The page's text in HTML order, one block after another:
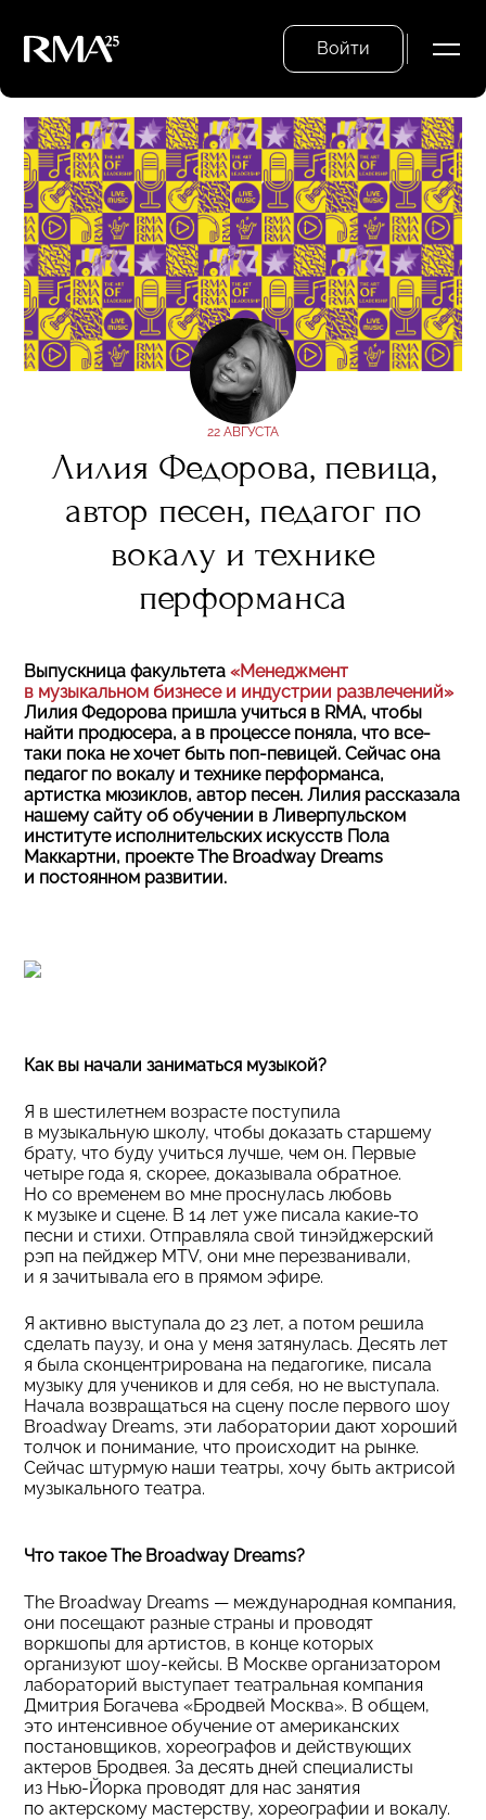
Войти
22 АВГУСТА
Лилия Федорова, певица,
автор песен, педагог по
вокалу и технике
перформанса
Выпускница факультета «Менеджмент
в музыкальном бизнесе и индустрии развлечений»
Лилия Федорова пришла учиться в RMA, чтобы
найти продюсера, а в процессе поняла, что все-
таки пока не хочет быть поп-певицей. Сейчас она
педагог по вокалу и технике перформанса,
артистка мюзиклов, автор песен. Лилия рассказала
нашему сайту об обучении в Ливерпульском
институте исполнительских искусств Пола
Маккартни, проекте The Broadway Dreams
и постоянном развитии.
Как вы начали заниматься музыкой?
Я в шестилетнем возрасте поступила
в музыкальную школу, чтобы доказать старшему
брату, что буду учиться лучше, чем он. Первые
четыре года я, скорее, доказывала обратное.
Но со временем во мне проснулась любовь
к музыке и сцене. В 14 лет уже писала какие-то
песни и стихи. Отправляла свой тинэйджерский
рэп на пейджер MTV, они мне перезванивали,
и я зачитывала его в прямом эфире.
Я активно выступала до 23 лет, а потом решила
сделать паузу, и она у меня затянулась. Десять лет
я была сконцентрирована на педагогике, писала
музыку для учеников и для себя, но не выступала.
Начала возвращаться на сцену после первого шоу
Broadway Dreams, эти лаборатории дают хороший
толчок и понимание, что происходит на рынке.
Сейчас штурмую наши театры, хочу быть актрисой
музыкального театра.
Что такое The Broadway Dreams?
The Broadway Dreams — международная компания,
они посещают разные страны и проводят
воркшопы для артистов, в конце которых
организуют шоу-кейсы. В Москве организатором
лабораторий выступает театральная компания
Дмитрия Богачева «Бродвей Москва». В общем,
это интенсивное обучение от американских
постановщиков, хореографов и действующих
актеров Бродвея. За десять дней специалисты
из Нью-Йорка проводят для нас занятия
по актерскому мастерству, хореографии и вокалу.